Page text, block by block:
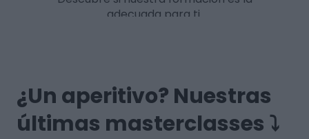
¿Un aperitivo? Nuestras
últimas masterclasses ⤵️